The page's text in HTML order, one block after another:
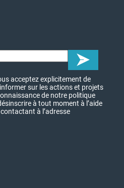
acceptez explicitement de
sur les actions et projets
de notre politique
à tout moment à l’aide
à l’adresse